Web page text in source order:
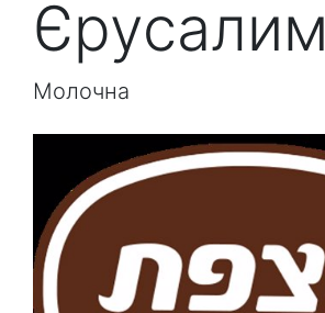
Єрусалим
Молочна